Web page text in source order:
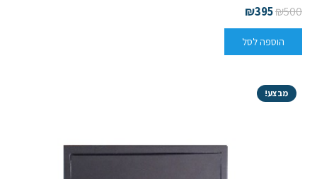
₪500
₪395
הוספה לסל
מבצע!